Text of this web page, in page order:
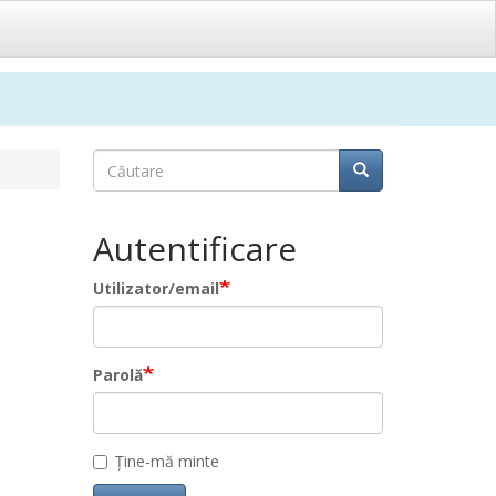
Căutare
Căutare Căutare
Autentificare
Utilizator/email
Parolă
Ține-mă minte